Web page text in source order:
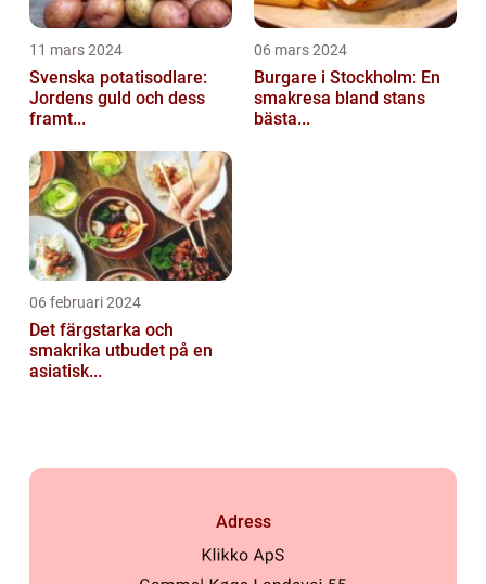
11 mars 2024
Svenska potatisodlare:
Jordens guld och dess
framt...
06 mars 2024
Burgare i Stockholm: En
smakresa bland stans
bästa...
06 februari 2024
Det färgstarka och
smakrika utbudet på en
asiatisk...
Adress